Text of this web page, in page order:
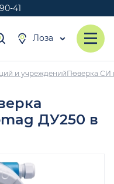
41
Лоза
и учрежденийПоверка СИ
ДУ250 в